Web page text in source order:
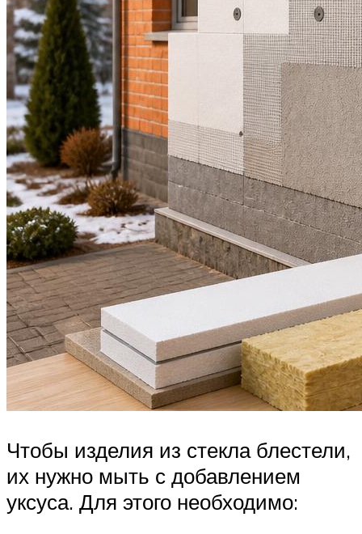
Чтобы изделия из стекла блестели,
их нужно мыть с добавлением
уксуса. Для этого необходимо: